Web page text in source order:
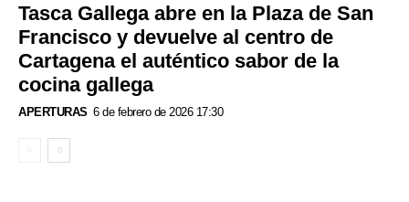
Tasca Gallega abre en la Plaza de San
Francisco y devuelve al centro de
Cartagena el auténtico sabor de la
cocina gallega
APERTURAS 6 de febrero de 2026 17:30